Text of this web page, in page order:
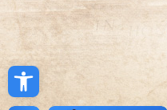
Open toolbar